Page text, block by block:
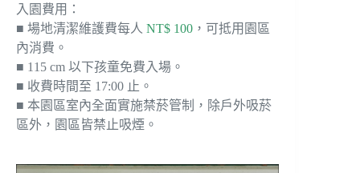
入園費用：
■ 場地清潔維護費每人 NT$ 100 ，可抵用園區
內消費。
■ 115 cm 以下孩童免費入場。
■ 收費時間至 17:00 止。
■ 本園區室內全面實施禁菸管制，除戶外吸菸
區外，園區皆禁止吸煙。